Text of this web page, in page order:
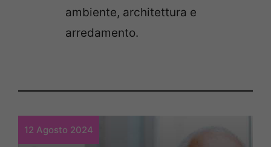
ambiente, architettura e
arredamento.
12 Agosto 2024